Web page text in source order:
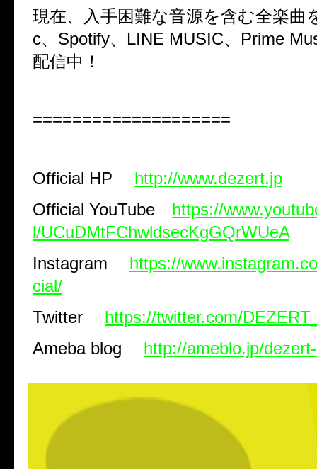
現在、入手困難な音源を含む全楽曲
c、 Spotify、 LINE MUSIC、 Prime
配信中！
====================
Official HP
http://www.dezert.jp
Official YouTube
https://
l/UCuDMtFChwldsecKgGQrWUeA
Instagram
https://
cial/
Twitter
https://twitter.com/
Ameba blog
http://ameblo.jp/